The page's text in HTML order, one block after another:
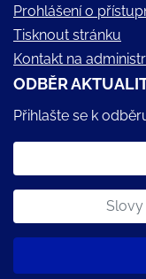
Prohlášení o
Tisknout stránku
Kontakt na
ODBĚR
Přihlašte se k